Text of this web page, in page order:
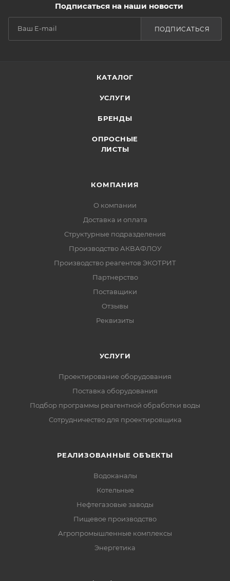
Подписаться на наши новости
ПОДПИСАТЬСЯ
КАТАЛОГ
УСЛУГИ
БРЕНДЫ
ОПРОСНЫЕ
ЛИСТЫ
КОМПАНИЯ
О компании
Доставка и оплата
Структурные подразделения
Производство АКВАФЛОУ
Производство реагентов ЭКОТРИТ
Партнерство
Поставщики
Отзывы
Реквизиты
УСЛУГИ
Проектирование оборудования
Поставка оборудования
Подбор программы реагентной обработки воды
Сотрудничество для проектировщика
РЕАЛИЗОВАННЫЕ ОБЪЕКТЫ
Водоканалы
Котельные
Нефтегазовые заводы
Пищевое производство
Агропромышленные комплексы
Энергетика